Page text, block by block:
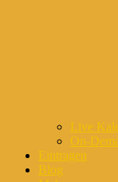
Live
On-
Eintragen
Blog